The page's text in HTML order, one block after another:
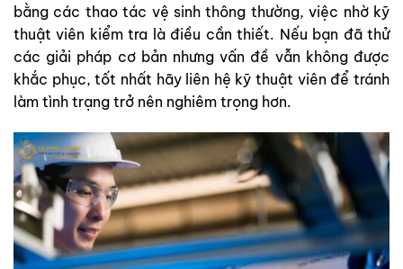
bằng các thao tác vệ sinh thông thường, việc nhờ kỹ
thuật viên kiểm tra là điều cần thiết. Nếu bạn đã thử
các giải pháp cơ bản nhưng vấn đề vẫn không được
khắc phục, tốt nhất hãy liên hệ kỹ thuật viên để tránh
làm tình trạng trở nên nghiêm trọng hơn.